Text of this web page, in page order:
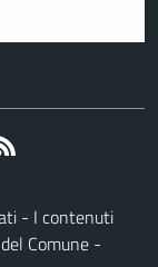
- I contenuti
Comune -